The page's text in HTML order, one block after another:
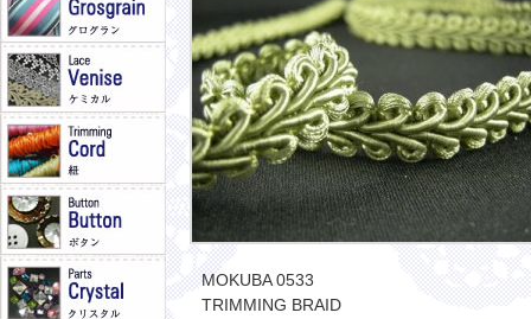
MOKUBA 0533
TRIMMING BRAID